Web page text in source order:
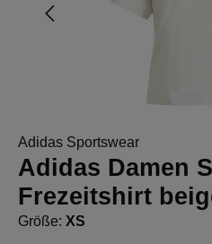
Adidas Sportswear
Adidas Damen
Frezeitshirt
Größe: XS